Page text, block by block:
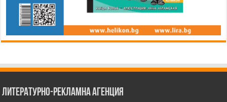
Литературно-рекламна агенция